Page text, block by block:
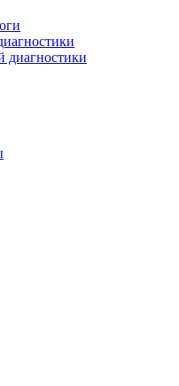
диагностики